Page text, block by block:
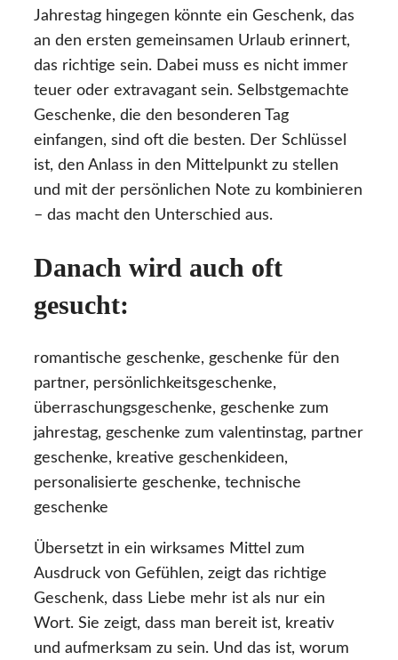
Jahrestag hingegen könnte ein Geschenk, das
an den ersten gemeinsamen Urlaub erinnert,
das richtige sein. Dabei muss es nicht immer
teuer oder extravagant sein. Selbstgemachte
Geschenke, die den besonderen Tag
einfangen, sind oft die besten. Der Schlüssel
ist, den Anlass in den Mittelpunkt zu stellen
und mit der persönlichen Note zu kombinieren
– das macht den Unterschied aus.
Danach wird auch oft
gesucht:
romantische geschenke, geschenke für den
partner, persönlichkeitsgeschenke,
überraschungsgeschenke, geschenke zum
jahrestag, geschenke zum valentinstag, partner
geschenke, kreative geschenkideen,
personalisierte geschenke, technische
geschenke
Übersetzt in ein wirksames Mittel zum
Ausdruck von Gefühlen, zeigt das richtige
Geschenk, dass Liebe mehr ist als nur ein
Wort. Sie zeigt, dass man bereit ist, kreativ
und aufmerksam zu sein. Und das ist, worum